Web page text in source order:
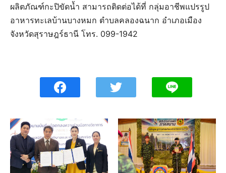
ผลิตภัณฑ์กะปิขัดน้ำ สามารถติดต่อได้ที่ กลุ่มอาชีพแปรรูป
อาหารทะเลบ้านบางหมก ตำบลคลองฉนาก อำเภอเมือง
จังหวัดสุราษฎร์ธานี โทร. 099-1942